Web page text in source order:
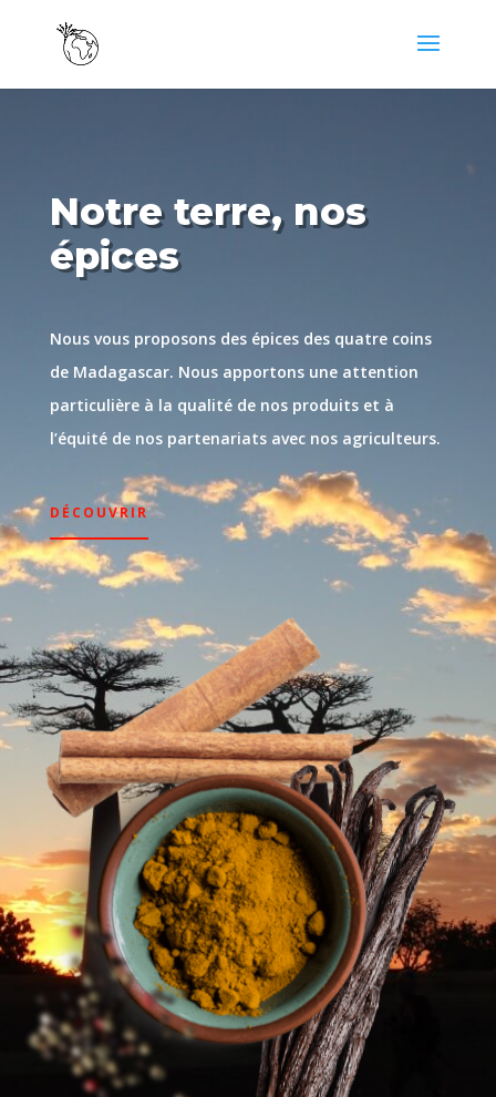
Notre terre, nos
épices
Nous vous proposons des épices des quatre coins
de Madagascar. Nous apportons une attention
particulière à la qualité de nos produits et à
l’équité de nos partenariats avec nos agriculteurs.
DÉCOUVRIR